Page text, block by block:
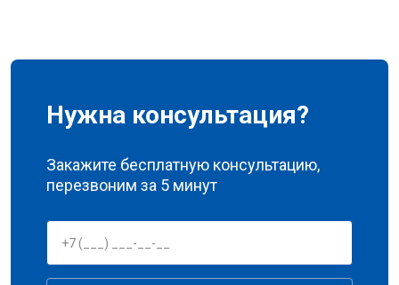
Нужна консультация?
Закажите бесплатную консультацию,
перезвоним за 5 минут